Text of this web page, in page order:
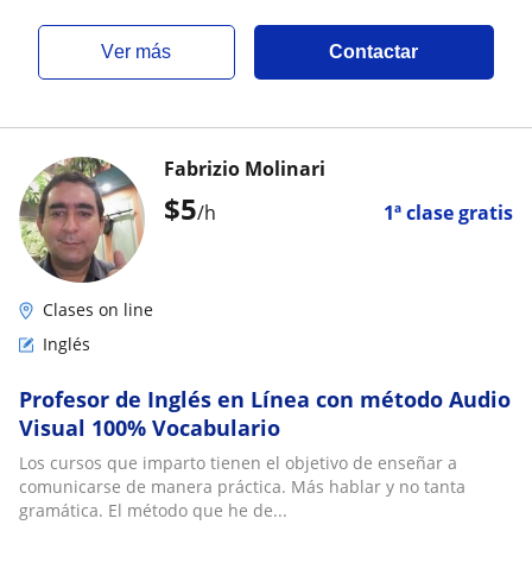
ver más Contactar
$5/h 1ª clase gratis
Fabrizio Molinari
Clases on line
Inglés
Profesor de Inglés en Línea con método Audio
Visual 100% Vocabulario
Los cursos que imparto tienen el objetivo de enseñar a
comunicarse de manera práctica. Más hablar y no tanta
gramática. El método que he de...